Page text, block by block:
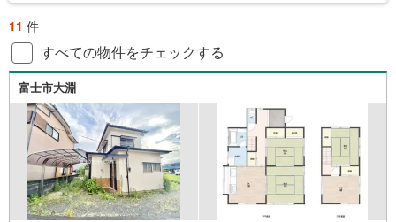
11 件
すべての物件をチェックする
富士市大淵